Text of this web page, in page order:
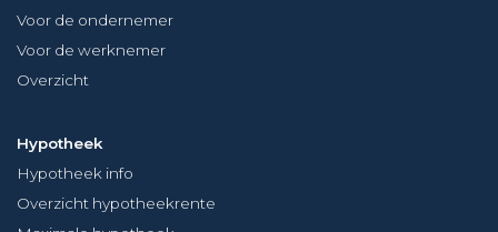
Voor de ondernemer
Voor de werknemer
Overzicht
Hypotheek
Hypotheek info
Overzicht hypotheekrente